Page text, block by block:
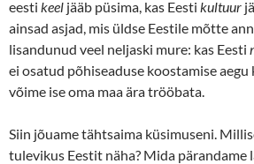
eesti keel jääb püsima, kas Eesti kultuur
ainsad asjad, mis üldse Eestile mõtte
lisandunud veel neljaski mure: kas Eesti
ei osatud põhiseaduse koostamise aegu
võime ise oma maa ära trööbata.
Siin jõuame tähtsaima küsimuseni.
tulevikus Eestit näha? Mida pärandame